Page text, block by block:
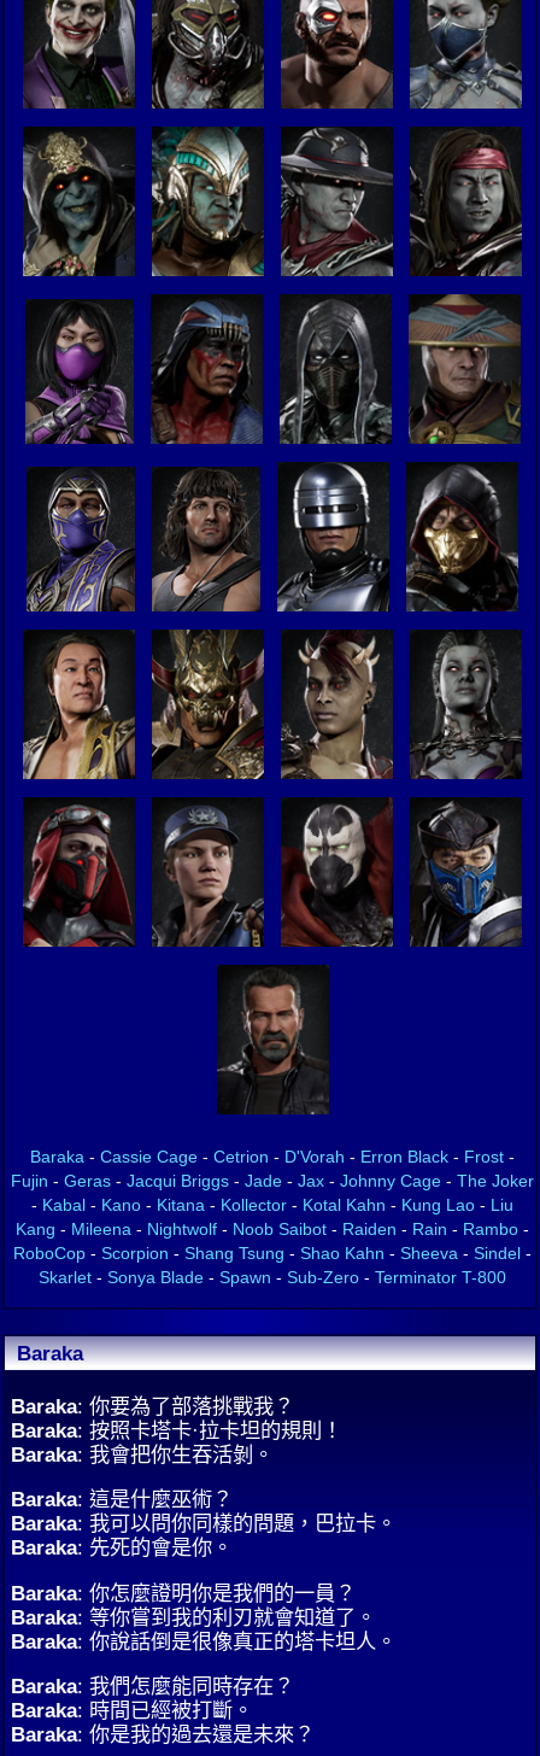
Baraka - Cassie Cage - Cetrion - D'Vorah - Erron Black - Frost -
Fujin - Geras - Jacqui Briggs - Jade - Jax - Johnny Cage - The Joker
- Kabal - Kano - Kitana - Kollector - Kotal Kahn - Kung Lao - Liu
Kang - Mileena - Nightwolf - Noob Saibot - Raiden - Rain - Rambo -
RoboCop - Scorpion - Shang Tsung - Shao Kahn - Sheeva - Sindel -
Skarlet - Sonya Blade - Spawn - Sub-Zero - Terminator T-800
Baraka
Baraka: 你要為了部落挑戰我？
Baraka: 按照卡塔卡·拉卡坦的規則！
Baraka: 我會把你生吞活剝。
Baraka: 這是什麼巫術？
Baraka: 我可以問你同樣的問題，巴拉卡。
Baraka: 先死的會是你。
Baraka: 你怎麼證明你是我們的一員？
Baraka: 等你嘗到我的利刃就會知道了。
Baraka: 你說話倒是很像真正的塔卡坦人。
Baraka: 我們怎麼能同時存在？
Baraka: 時間已經被打斷。
Baraka: 你是我的過去還是未來？